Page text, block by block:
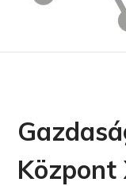
Központ